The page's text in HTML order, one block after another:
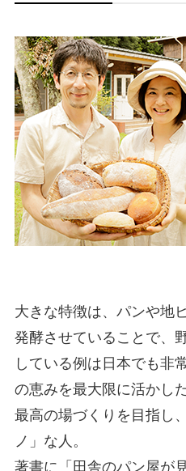
大きな特徴は、パンや地
発酵させていることで、
している例は日本でも非
の恵みを最大限に活かし
最高の場づくりを目指し
ノ」な人。
著書に「田舎のパン屋が